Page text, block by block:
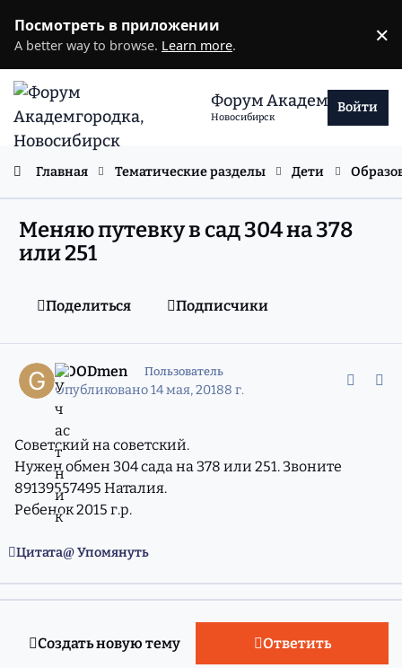
Посмотреть в приложении
A better way to browse. Learn more. ×
Форум Академгородка
Новосибирск
Войти
Главная Тематические разделы Дети
Меняю путевку в сад 304 на 378
или 251
Поделиться Подписчики
GOODmen Пользователь
Опубликовано14 мая, 20188 г.
Советский на советский.
Нужен обмен 304 сада на 378 или 251. Звоните
89139557495 Наталия.
Ребенок 2015 г.р.
Цитата Упомянуть
Создать новую тему Ответить